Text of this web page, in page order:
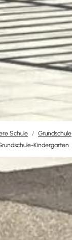
Schule
Grundschule
Kindergarten